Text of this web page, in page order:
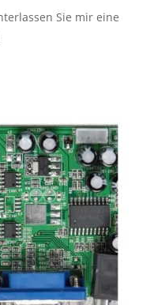
Sie mir eine